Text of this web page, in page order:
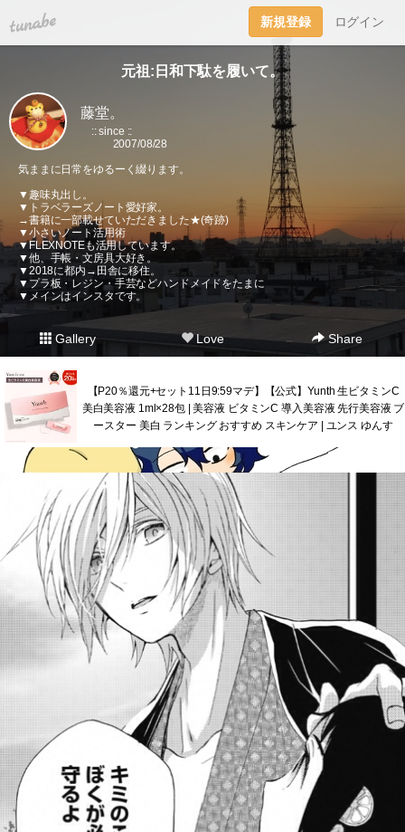
tuna.be 新規登録 ログイン
元祖:日和下駄を履いて。
藤堂。
:: since ::
2007/08/28
気ままに日常をゆるーく綴ります。
▼趣味丸出し。
▼トラベラーズノート愛好家。
→書籍に一部載せていただきました★(奇跡)
▼小さいノート活用術
▼FLEXNOTEも活用しています。
▼他、手帳・文房具大好き。
▼2018に都内→田舎に移住。
▼プラ板・レジン・手芸などハンドメイドをたまに
▼メインはインスタです。
Gallery Love Share
【P20％還元+セット11日9:59マデ】【公式】Yunth 生ビタミンC
美白美容液 1ml×28包 | 美容液 ビタミンC 導入美容液 先行美容液 ブ
ースター 美白 ランキング おすすめ スキンケア | ユンス ゆんす